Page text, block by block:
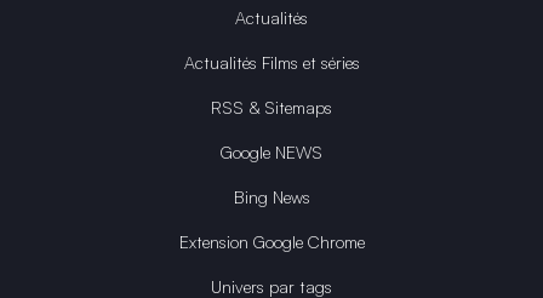
Actualités
Actualités Films et séries
RSS & Sitemaps
Google NEWS
Bing News
Extension Google Chrome
Univers par tags